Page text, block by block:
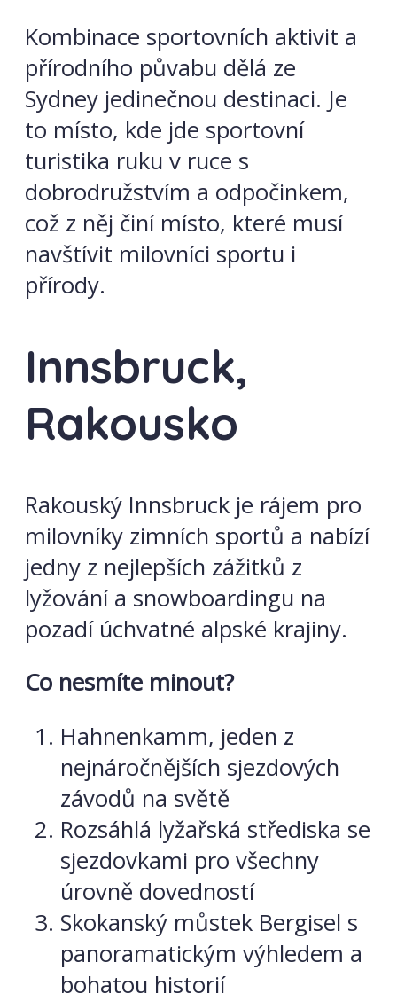
Kombinace sportovních aktivit a
přírodního půvabu dělá ze
Sydney jedinečnou destinaci. Je
to místo, kde jde sportovní
turistika ruku v ruce s
dobrodružstvím a odpočinkem,
což z něj činí místo, které musí
navštívit milovníci sportu i
přírody.
Innsbruck,
Rakousko
Rakouský Innsbruck je rájem pro
milovníky zimních sportů a nabízí
jedny z nejlepších zážitků z
lyžování a snowboardingu na
pozadí úchvatné alpské krajiny.
Co nesmíte minout?
Hahnenkamm, jeden z
nejnáročnějších sjezdových
závodů na světě
Rozsáhlá lyžařská střediska se
sjezdovkami pro všechny
úrovně dovedností
Skokanský můstek Bergisel s
panoramatickým výhledem a
bohatou historií